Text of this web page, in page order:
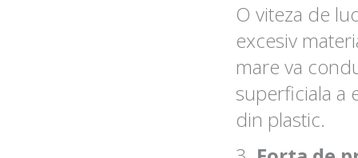
O viteza de
excesiv
mare va
superficiala a
din plastic.